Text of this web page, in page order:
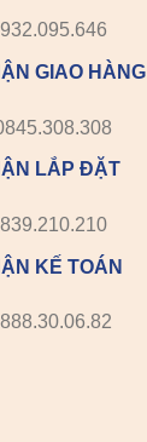
GIAO HÀNG
LẮP ĐẶT
KẾ TOÁN